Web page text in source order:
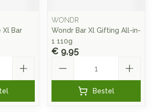
Xl Bar
WONDR
Wondr Bar Xl Gifting All-in-
1 110g
€ 9,95
Bestel